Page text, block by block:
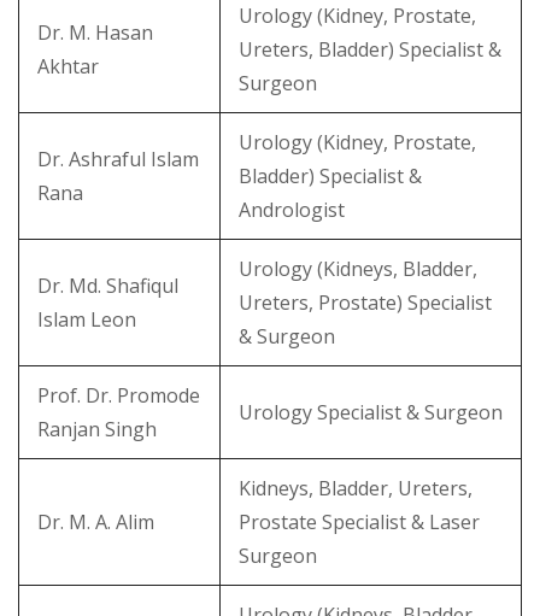
Dr. M. Hasan
Akhtar
Urology (Kidney, Prostate,
Ureters, Bladder) Specialist &
Surgeon
Dr. Ashraful Islam
Rana
Urology (Kidney, Prostate,
Bladder) Specialist &
Andrologist
Dr. Md. Shafiqul
Islam Leon
Urology (Kidneys, Bladder,
Ureters, Prostate) Specialist
& Surgeon
Prof. Dr. Promode
Ranjan Singh
Urology Specialist & Surgeon
Dr. M. A. Alim
Kidneys, Bladder, Ureters,
Prostate Specialist & Laser
Surgeon